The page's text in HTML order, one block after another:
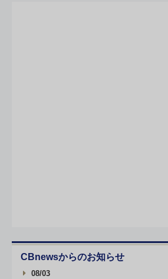
CBnewsからのお知らせ
08/03